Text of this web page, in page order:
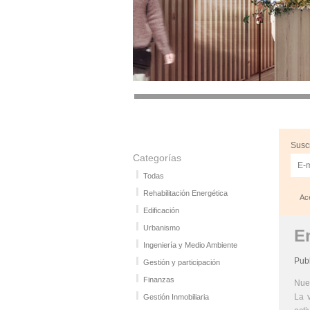
Categorías
Todas
Rehabilitación Energética
Edificación
Urbanismo
Ingeniería y Medio Ambiente
Gestión y participación
Finanzas
Gestión Inmobiliaria
La